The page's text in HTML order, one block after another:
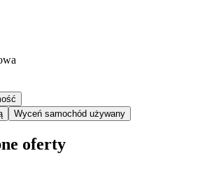
Wyceń samochód używany
oferty